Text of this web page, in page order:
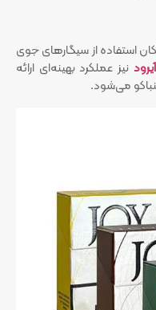
استفاده از سیگارهای جوی
نیز عملکرد بهینه‌ای ارائه
می‌شود.